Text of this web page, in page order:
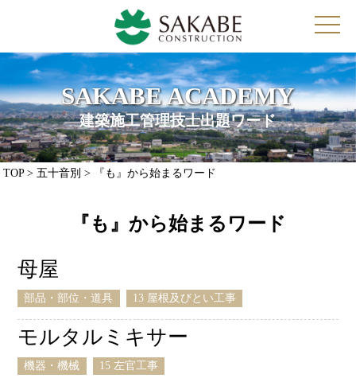
SAKABE ACADEMY
建築施工管理技士出題ワード
TOP> 五十音別 > 『も』から始まるワード
『も』から始まるワード
母屋
部品・部位・道具 13 屋根及びとい工事
モルタルミキサー
機器・機械 15 左官工事